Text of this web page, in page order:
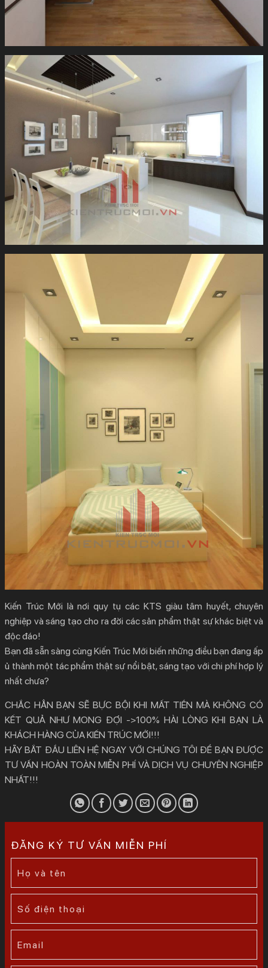
Kiến Trúc Mới là nơi quy tụ các KTS giàu tâm huyết, chuyên
nghiệp và sáng tạo cho ra đời các sản phẩm thật sự khác biệt và
độc đáo!
Bạn đã sẵn sàng cùng Kiến Trúc Mới biến những điều bạn đang ấp
ủ thành một tác phẩm thật sự nổi bật, sáng tạo với chi phí hợp lý
nhất chưa?
CHẮC HẲN BẠN SẼ BỰC BỘI KHI MẤT TIỀN MÀ KHÔNG CÓ
KẾT QUẢ NHƯ MONG ĐỢI ->100% HÀI LÒNG KHI BẠN LÀ
KHÁCH HÀNG CỦA KIẾN TRÚC MỚI!!!
HÃY BẮT ĐẦU LIÊN HỆ NGAY VỚI CHÚNG TÔI ĐỂ BẠN ĐƯỢC
TƯ VẤN HOÀN TOÀN MIỄN PHÍ VÀ DỊCH VỤ CHUYÊN NGHIỆP
NHẤT!!!
ĐĂNG KÝ TƯ VẤN MIỄN PHÍ